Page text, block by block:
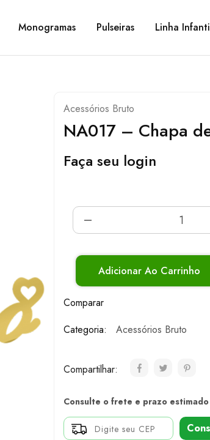
Monogramas Pulseiras Linha
Acessórios Bruto
NA017 – Chapa
Faça seu login
Adicionar Ao Carrinho
Comparar
Categoria:
Acessórios Bruto
Compartilhar:
Consulte o frete e prazo